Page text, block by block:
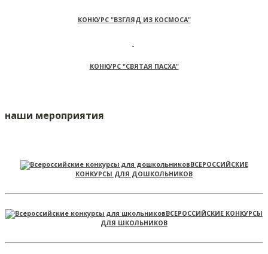
КОНКУРС "ВЗГЛЯД ИЗ КОСМОСА"
КОНКУРС "СВЯТАЯ ПАСХА"
наши мероприятия
ВСЕРОССИЙСКИЕ
КОНКУРСЫ ДЛЯ ДОШКОЛЬНИКОВ
ВСЕРОССИЙСКИЕ КОНКУРСЫ
ДЛЯ ШКОЛЬНИКОВ